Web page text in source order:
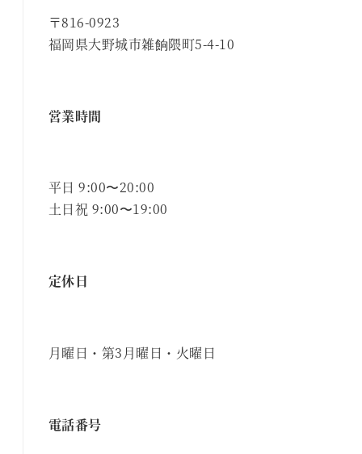
〒816-0923
福岡県大野城市雑餉隈町5-4-10
営業時間
平日 9:00〜20:00
土日祝 9:00〜19:00
定休日
月曜日・第3月曜日・火曜日
電話番号